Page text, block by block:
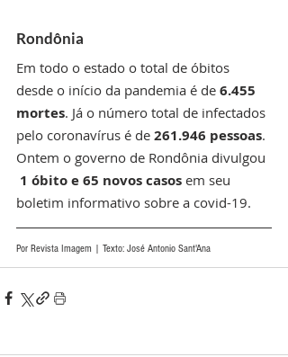
Rondônia
Em todo o estado o total de óbitos
desde o início da pandemia é de 6.455
mortes. Já o número total de infectados
pelo coronavírus é de 261.946 pessoas.
Ontem o governo de Rondônia divulgou
1 óbito e 65 novos casos em seu
boletim informativo sobre a covid-19.
Por Revista Imagem | Texto: José Antonio Sant'Ana